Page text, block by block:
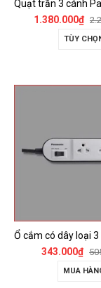
1.380.000₫
TÙY
343.000₫
MUA